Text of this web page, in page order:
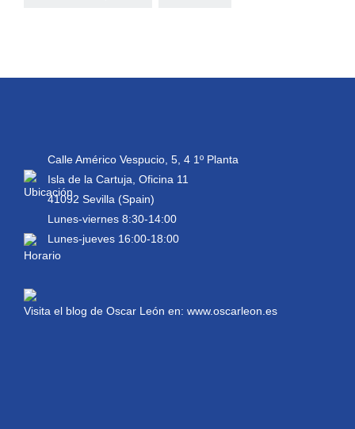
Calle Américo Vespucio, 5, 4 1º Planta
Isla de la Cartuja, Oficina 11
41092 Sevilla (Spain)
Lunes-viernes 8:30-14:00
Lunes-jueves 16:00-18:00
Visita el blog de Oscar León en: www.oscarleon.es